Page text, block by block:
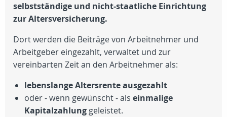
selbstständige und nicht-staatliche Einrichtung
zur Altersversicherung.
Dort werden die Beiträge von Arbeitnehmer und
Arbeitgeber eingezahlt, verwaltet und zur
vereinbarten Zeit an den Arbeitnehmer als:
lebenslange Altersrente ausgezahlt
oder - wenn gewünscht - als einmalige
Kapitalzahlung geleistet.